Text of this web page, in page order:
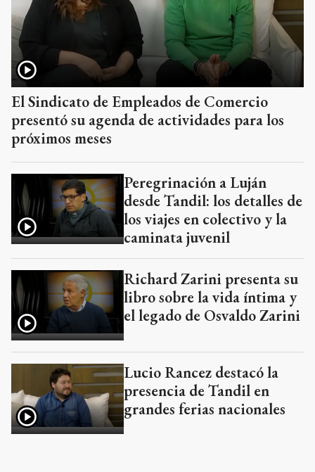
El Sindicato de Empleados de Comercio
presentó su agenda de actividades para los
próximos meses
Peregrinación a Luján
desde Tandil: los detalles de
los viajes en colectivo y la
caminata juvenil
Richard Zarini presenta su
libro sobre la vida íntima y
el legado de Osvaldo Zarini
Lucio Rancez destacó la
presencia de Tandil en
grandes ferias nacionales